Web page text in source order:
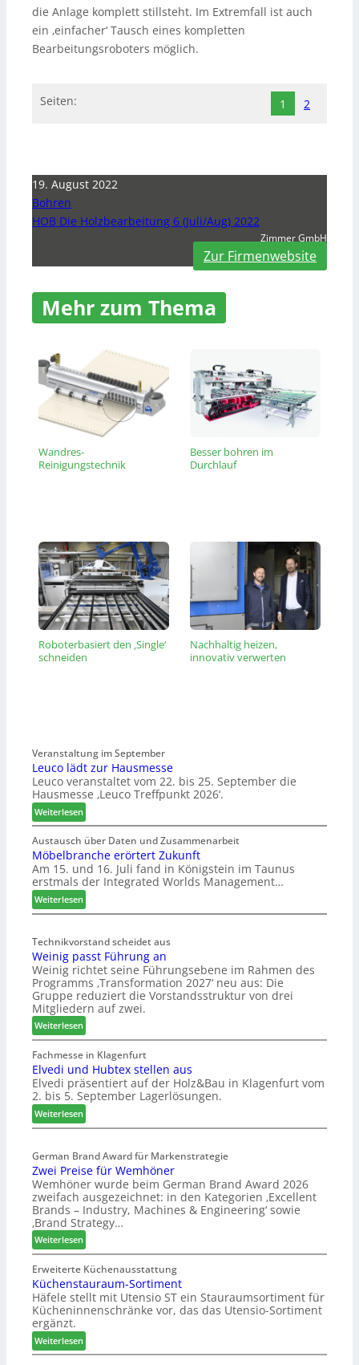
die Anlage komplett stillsteht. Im Extremfall ist auch
ein ‚einfacher‘ Tausch eines kompletten
Bearbeitungsroboters möglich.
Seiten: 1 2
19. August 2022
Bohren
HOB Die Holzbearbeitung 6 (Juli/Aug) 2022
Zimmer GmbH
Zur Firmenwebsite
Mehr zum Thema
Wandres-
Reinigungstechnik
Besser bohren im
Durchlauf
Roboterbasiert den ‚Single‘
schneiden
Nachhaltig heizen,
innovativ verwerten
Veranstaltung im September
Leuco lädt zur Hausmesse
Leuco veranstaltet vom 22. bis 25. September die
Hausmesse ‚Leuco Treffpunkt 2026‘.
Weiterlesen:
L
e
u
c
o
ä
t
z
u
r
H
a
u
s
m
e
s
s
e
Austausch über Daten und Zusammenarbeit
Möbelbranche erörtert Zukunft
Am 15. und 16. Juli fand in Königstein im Taunus
erstmals der Integrated Worlds Management…
Weiterlesen:
M
b
e
l
b
r
a
n
c
h
e
e
r
ö
r
e
r
t
Z
u
k
u
f
t
Technikvorstand scheidet aus
Weinig passt Führung an
Weinig richtet seine Führungsebene im Rahmen des
Programms ‚Transformation 2027‘ neu aus: Die
Gruppe reduziert die Vorstandsstruktur von drei
Mitgliedern auf zwei.
Weiterlesen:
W
e
i
n
i
p
s
s
t
F
ü
h
r
u
n
g
a
n
Fachmesse in Klagenfurt
Elvedi und Hubtex stellen aus
Elvedi präsentiert auf der Holz&Bau in Klagenfurt vom
2. bis 5. September Lagerlösungen.
Weiterlesen:
E
v
e
d
i
u
n
d
H
u
b
t
e
x
s
t
German Brand Award für Markenstrategie
Zwei Preise für Wemhöner
Wemhöner wurde beim German Brand Award 2026
zweifach ausgezeichnet: in den Kategorien ‚Excellent
Brands – Industry, Machines & Engineering‘ sowie
‚Brand Strategy…
Weiterlesen:
Z
w
e
i
P
e
i
Erweiterte Küchenausstattung
Küchenstauraum-Sortiment
Häfele stellt mit Utensio ST ein Stauraumsortiment für
Kücheninnenschränke vor, das das Utensio-Sortiment
ergänzt.
Weiterlesen:
K